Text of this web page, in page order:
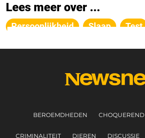
Lees meer over ...
Persoonlijkheid Slaap Test
BEROEMDHEDEN CHOQUEREND
CRIMINALITEIT DIEREN DISCUSSIE